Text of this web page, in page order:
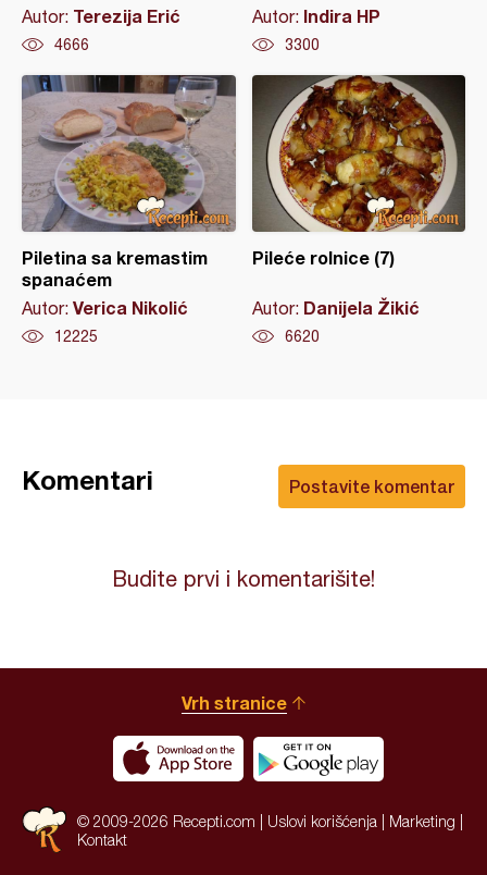
Autor: Terezija Erić
4666
Autor: Indira HP
3300
Piletina sa kremastim
spanaćem
Autor: Verica Nikolić
12225
Pileće rolnice (7)
Autor: Danijela Žikić
6620
Postavite komentar
Komentari
Budite prvi i komentarišite!
Vrh stranice
© 2009-2026 Recepti.com | Uslovi korišćenja Marketing
Kontakt